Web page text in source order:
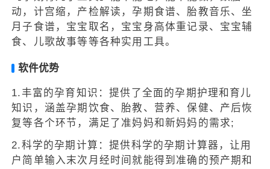
动，计宫缩，产检解读，孕期食谱、胎教音乐、坐
月子食谱，宝宝取名，宝宝身高体重记录、宝宝辅
食、儿歌故事等等各种实用工具。
软件优势
1.丰富的孕育知识：提供了全面的孕期护理和育儿
知识，涵盖孕期饮食、胎教、营养、保健、产后恢
复等各个环节，满足了准妈妈和新妈妈的需求;
2.科学的孕期计算：提供科学的孕期计算器，让用
户简单输入末次月经时间就能得到准确的预产期和